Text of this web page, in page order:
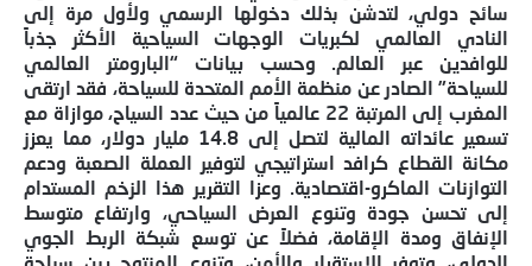
سائح دولي، لتدشن بذلك دخولها الرسمي ولأول مرة إلى
النادي العالمي لكبريات الوجهات السياحية الأكثر جذباً
للوافدين عبر العالم. وحسب بيانات “البارومتر العالمي
للسياحة” الصادر عن منظمة الأمم المتحدة للسياحة، فقد ارتقى
المغرب إلى المرتبة 22 عالمياً من حيث عدد السياح، موازاة مع
تسعير عائداته المالية لتصل إلى 14.8 مليار دولار، مما يعزز
مكانة القطاع كرافد استراتيجي لتوفير العملة الصعبة ودعم
التوازنات الماكرو-اقتصادية. وعزا التقرير هذا الزخم المستدام
إلى تحسن جودة وتنوع العرض السياحي، وارتفاع متوسط
الإنفاق ومدة الإقامة، فضلاً عن توسع شبكة الربط الجوي